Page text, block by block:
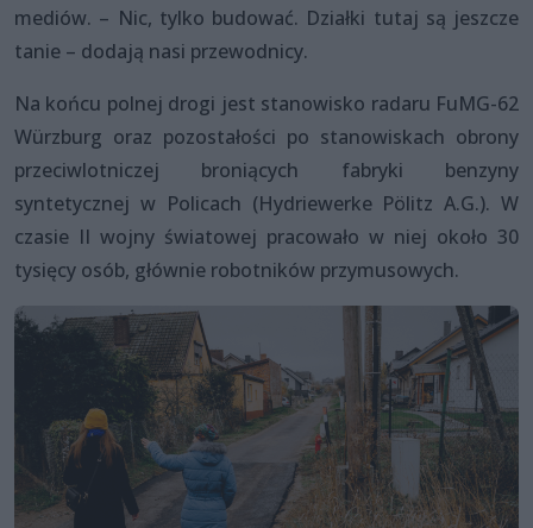
mediów. – Nic, tylko budować. Działki tutaj są jeszcze
tanie – dodają nasi przewodnicy.
Na końcu polnej drogi jest stanowisko radaru FuMG-62
Würzburg oraz pozostałości po stanowiskach obrony
przeciwlotniczej broniących fabryki benzyny
syntetycznej w Policach (Hydriewerke Pölitz A.G.). W
czasie II wojny światowej pracowało w niej około 30
tysięcy osób, głównie robotników przymusowych.